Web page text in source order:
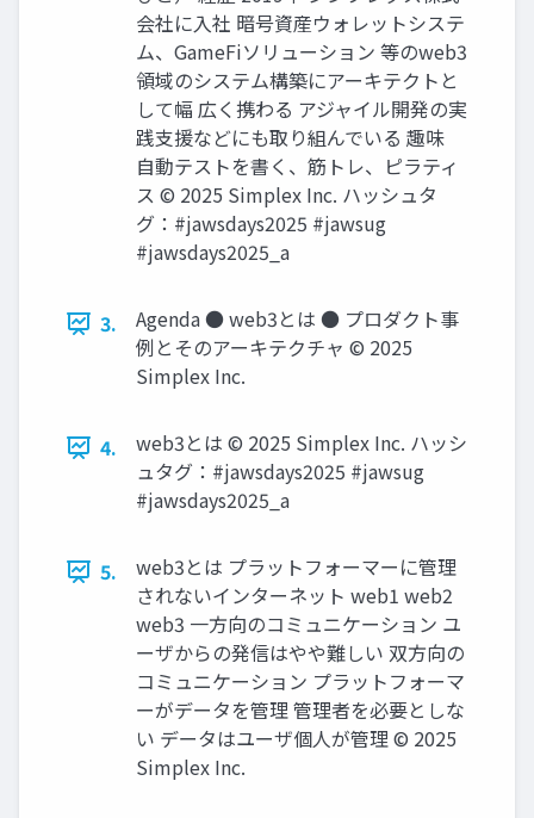
会社に入社 暗号資産ウォレットシステ
ム、GameFiソリューション 等のweb3
領域のシステム構築にアーキテクトと
して幅 広く携わる アジャイル開発の実
践支援などにも取り組んでいる 趣味
自動テストを書く、筋トレ、ピラティ
ス © 2025 Simplex Inc. ハッシュタ
グ：#jawsdays2025 #jawsug
#jawsdays2025_a
3.
Agenda ● web3とは ● プロダクト事
例とそのアーキテクチャ © 2025
Simplex Inc.
4.
web3とは © 2025 Simplex Inc. ハッシ
ュタグ：#jawsdays2025 #jawsug
#jawsdays2025_a
5.
web3とは プラットフォーマーに管理
されないインターネット web1 web2
web3 一方向のコミュニケーション ユ
ーザからの発信はやや難しい 双方向の
コミュニケーション プラットフォーマ
ーがデータを管理 管理者を必要としな
い データはユーザ個人が管理 © 2025
Simplex Inc.